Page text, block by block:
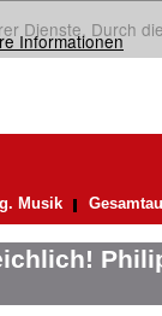
Dienste. Durch
Informationen
Musik